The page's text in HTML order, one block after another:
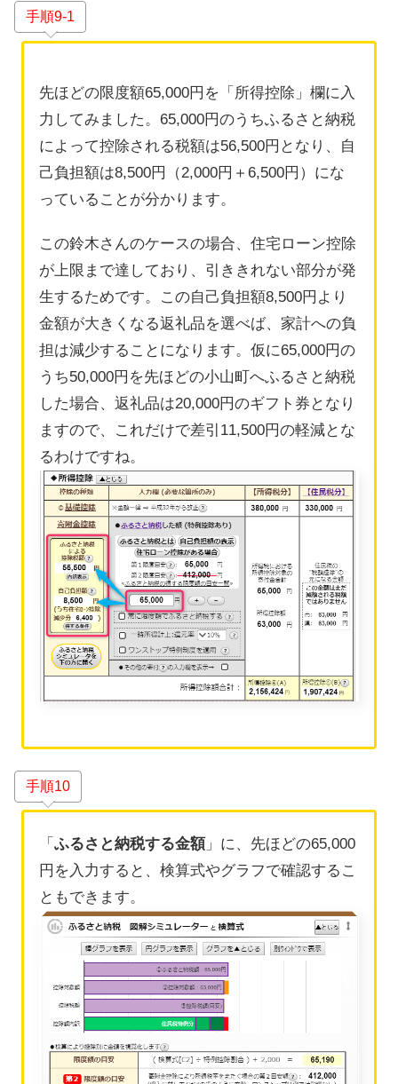
手順9-1
先ほどの限度額65,000円を「所得控除」欄に入
力してみました。65,000円のうちふるさと納税
によって控除される税額は56,500円となり、自
己負担額は8,500円（2,000円＋6,500円）にな
っていることが分かります。
この鈴木さんのケースの場合、住宅ローン控除
が上限まで達しており、引ききれない部分が発
生するためです。この自己負担額8,500円より
金額が大きくなる返礼品を選べば、家計への負
担は減少することになります。仮に65,000円の
うち50,000円を先ほどの小山町へふるさと納税
した場合、返礼品は20,000円のギフト券となり
ますので、これだけで差引11,500円の軽減とな
るわけですね。
手順10
「ふるさと納税する金額」に、先ほどの65,000
円を入力すると、検算式やグラフで確認するこ
ともできます。